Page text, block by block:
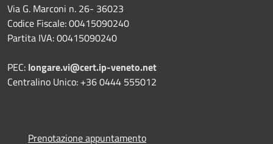
Via G. Marconi n. 26- 36023
Codice Fiscale: 00415090240
Partita IVA: 00415090240
PEC: longare.vi@cert.ip-veneto.net
Centralino Unico: +36 0444 555012
Prenotazione appuntamento